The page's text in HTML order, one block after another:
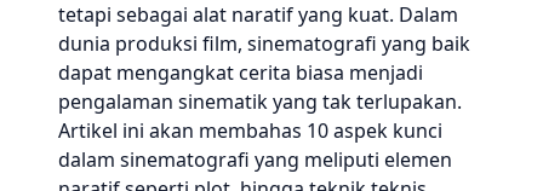
tetapi sebagai alat naratif yang kuat. Dalam
dunia produksi film, sinematografi yang baik
dapat mengangkat cerita biasa menjadi
pengalaman sinematik yang tak terlupakan.
Artikel ini akan membahas 10 aspek kunci
dalam sinematografi yang meliputi elemen